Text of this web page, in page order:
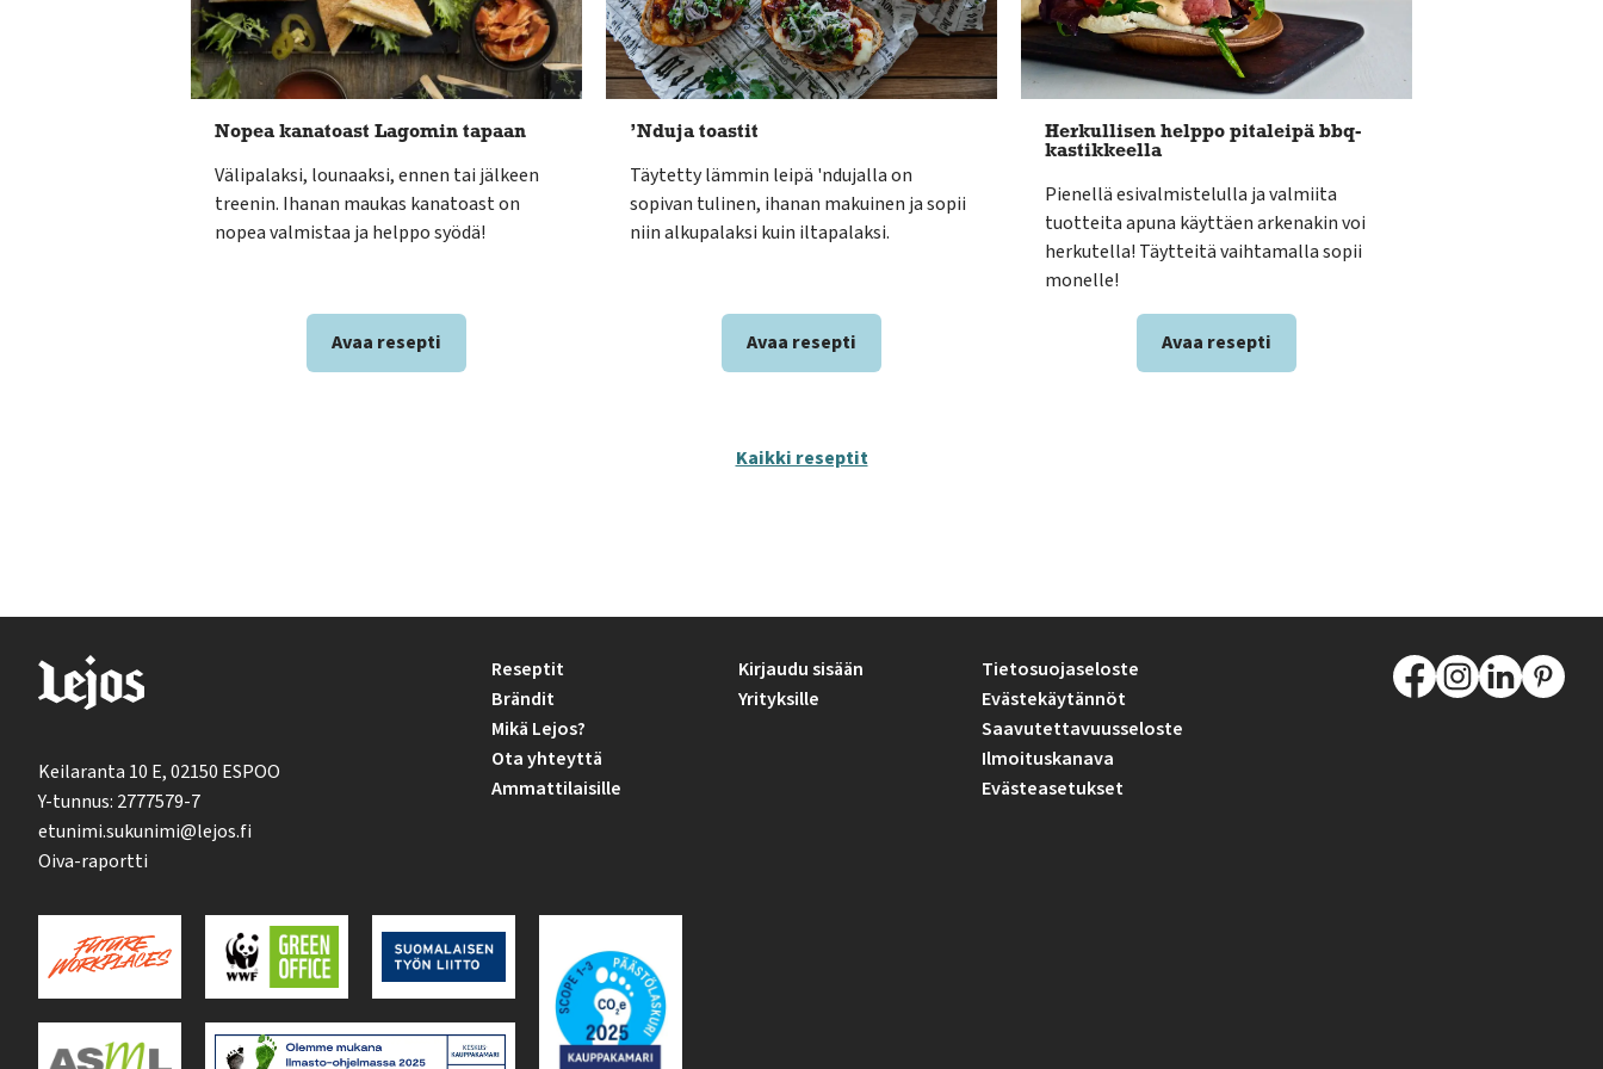
Nopea kanatoast Lagomin tapaan
Välipalaksi, lounaaksi, ennen tai jälkeen
treenin. Ihanan maukas kanatoast on
nopea valmistaa ja helppo syödä!
Avaa resepti
’Nduja toastit
Täytetty lämmin leipä 'ndujalla on
sopivan tulinen, ihanan makuinen ja sopii
niin alkupalaksi kuin iltapalaksi.
Avaa resepti
Herkullisen helppo pitaleipä bbq-
kastikkeella
Pienellä esivalmistelulla ja valmiita
tuotteita apuna käyttäen arkenakin voi
herkutella! Täytteitä vaihtamalla sopii
monelle!
Avaa resepti
Kaikki reseptit
Keilaranta 10 E, 02150 ESPOO
Y-tunnus: 2777579-7
etunimi.sukunimi@lejos.fi
Oiva-raportti
Reseptit
Brändit
Mikä Lejos?
Ota yhteyttä
Ammattilaisille
Kirjaudu sisään
Yrityksille
Tietosuojaseloste
Evästekäytännöt
Saavutettavuusseloste
Ilmoituskanava
Evästeasetukset